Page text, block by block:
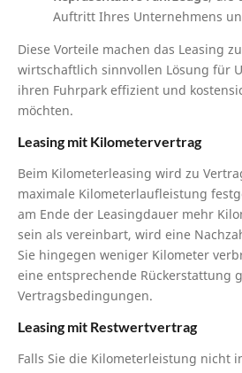
Auftritt Ihres Unternehmens
Diese Vorteile machen das Leasing
wirtschaftlich sinnvollen Lösung für
ihren Fuhrpark effizient und
möchten.
Leasing mit Kilometervertrag
Beim Kilometerleasing wird zu
maximale Kilometerlaufleistung
am Ende der Leasingdauer mehr
sein als vereinbart, wird eine
Sie hingegen weniger Kilometer
eine entsprechende Rückerstattung
Vertragsbedingungen.
Leasing mit Restwertvertrag
Falls Sie die Kilometerleistung nicht